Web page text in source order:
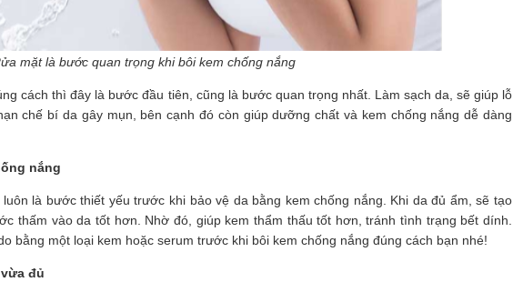
mặt là bước quan trọng khi bôi kem chống nắng
cách thì đây là bước đầu tiên, cũng là bước quan trọng nhất. Làm sạch da, sẽ giúp lỗ
chế bí da gây mụn, bên cạnh đó còn giúp dưỡng chất và kem chống nắng dễ dàng
nắng
là bước thiết yếu trước khi bảo vệ da bằng kem chống nắng. Khi da đủ ẩm, sẽ tạo
thấm vào da tốt hơn. Nhờ đó, giúp kem thẩm thấu tốt hơn, tránh tình trạng bết dính.
bằng một loại kem hoặc serum trước khi bôi kem chống nắng đúng cách bạn nhé!
đủ